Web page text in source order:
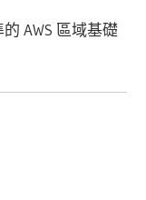
AWS 區域基礎